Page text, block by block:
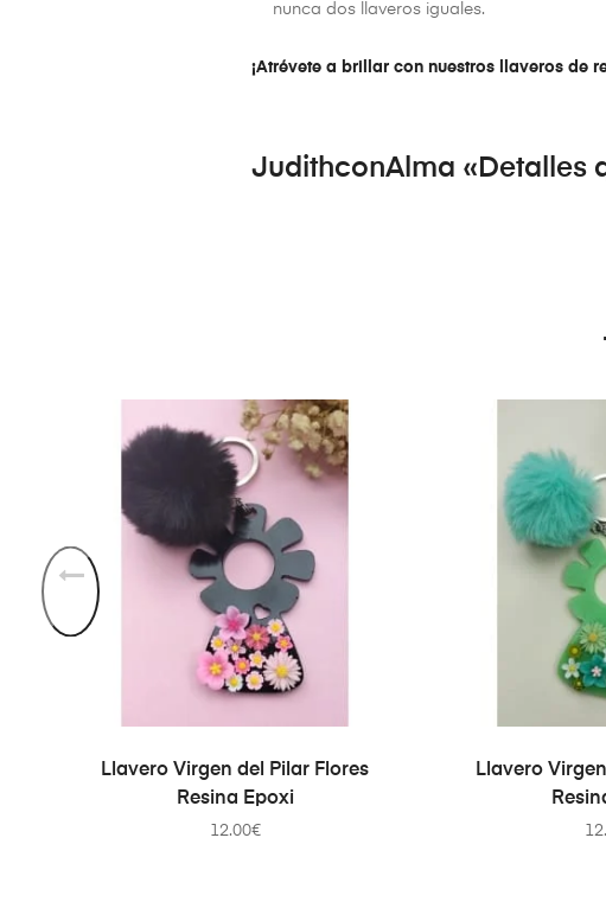
nunca dos llaveros iguales.
¡Atrévete a brillar con nuestros llaveros de
JudithconAlma «Detalles
AÑADIR AL CARRITO
Llavero Virgen del Pilar Flores
Resina Epoxi
12.00€
AÑADIR
Llavero